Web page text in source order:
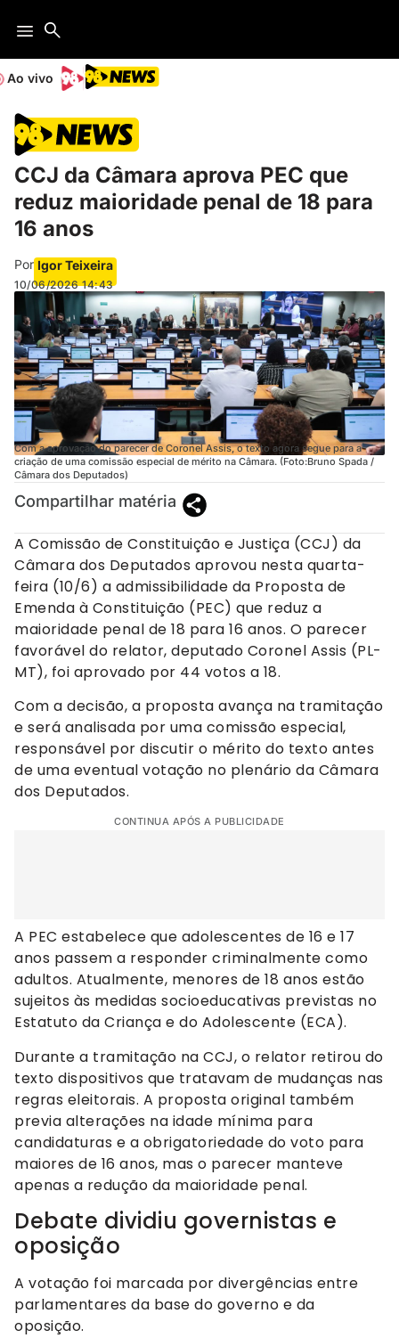
Ao vivo
CCJ da Câmara aprova PEC que
reduz maioridade penal de 18 para
16 anos
Por Igor Teixeira
10/06/2026 14:43
Com a aprovação do parecer de Coronel Assis, o texto agora segue para a
criação de uma comissão especial de mérito na Câmara. (Foto:Bruno Spada /
Câmara dos Deputados)
Compartilhar matéria
A Comissão de Constituição e Justiça (CCJ) da
Câmara dos Deputados aprovou nesta quarta-
feira (10/6) a admissibilidade da Proposta de
Emenda à Constituição (PEC) que reduz a
maioridade penal de 18 para 16 anos. O parecer
favorável do relator, deputado Coronel Assis (PL-
MT), foi aprovado por 44 votos a 18.
Com a decisão, a proposta avança na tramitação
e será analisada por uma comissão especial,
responsável por discutir o mérito do texto antes
de uma eventual votação no plenário da Câmara
dos Deputados.
CONTINUA APÓS A PUBLICIDADE
A PEC estabelece que adolescentes de 16 e 17
anos passem a responder criminalmente como
adultos. Atualmente, menores de 18 anos estão
sujeitos às medidas socioeducativas previstas no
Estatuto da Criança e do Adolescente (ECA).
Durante a tramitação na CCJ, o relator retirou do
texto dispositivos que tratavam de mudanças nas
regras eleitorais. A proposta original também
previa alterações na idade mínima para
candidaturas e a obrigatoriedade do voto para
maiores de 16 anos, mas o parecer manteve
apenas a redução da maioridade penal.
Debate dividiu governistas e
oposição
A votação foi marcada por divergências entre
parlamentares da base do governo e da
oposição.